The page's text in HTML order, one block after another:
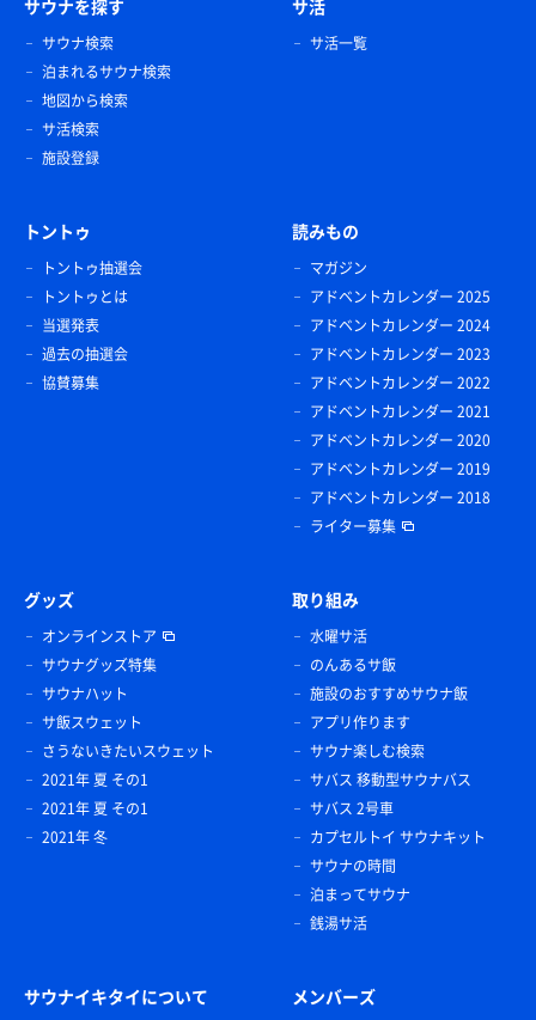
サウナを探す
サウナ検索
泊まれるサウナ検索
地図から検索
サ活検索
施設登録
サ活
サ活一覧
トントゥ
トントゥ抽選会
トントゥとは
当選発表
過去の抽選会
協賛募集
読みもの
マガジン
アドベントカレンダー 2025
アドベントカレンダー 2024
アドベントカレンダー 2023
アドベントカレンダー 2022
アドベントカレンダー 2021
アドベントカレンダー 2020
アドベントカレンダー 2019
アドベントカレンダー 2018
ライター募集
グッズ
オンラインストア
サウナグッズ特集
サウナハット
サ飯スウェット
さうないきたいスウェット
2021年 夏 その1
2021年 夏 その1
2021年 冬
取り組み
水曜サ活
のんあるサ飯
施設のおすすめサウナ飯
アプリ作ります
サウナ楽しむ検索
サバス 移動型サウナバス
サバス 2号車
カプセルトイ サウナキット
サウナの時間
泊まってサウナ
銭湯サ活
サウナイキタイについて メンバーズ